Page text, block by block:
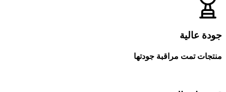
جودة عالية
منتجات تمت مراقبة جودتها